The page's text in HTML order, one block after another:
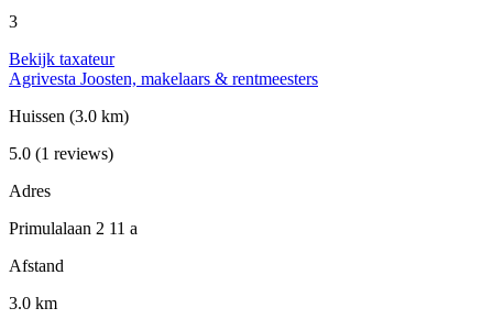
3
Bekijk taxateur
Agrivesta Joosten, makelaars & rentmeesters
Huissen (3.0 km)
5.0 (1 reviews)
Adres
Primulalaan 2 11 a
Afstand
3.0 km